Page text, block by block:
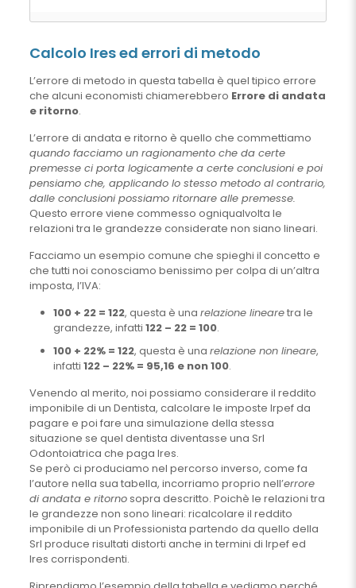
Calcolo Ires ed errori di metodo
L’errore di metodo in questa tabella è quel tipico errore
che alcuni economisti chiamerebbero Errore di andata
e ritorno.
L’errore di andata e ritorno è quello che commettiamo
quando facciamo un ragionamento che da certe
premesse ci porta logicamente a certe conclusioni e poi
pensiamo che, applicando lo stesso metodo al contrario,
dalle conclusioni possiamo ritornare alle premesse.
Questo errore viene commesso ogniqualvolta le
relazioni tra le grandezze considerate non siano lineari.
Facciamo un esempio comune che spieghi il concetto e
che tutti noi conosciamo benissimo per colpa di un’altra
imposta, l’IVA:
100 + 22 = 122, questa è una relazione linearetra le
grandezze, infatti 122 – 22 = 100.
100 + 22% = 122, questa è una relazione non lineare,
infatti 122 – 22% = 95,16 e non 100.
Venendo al merito, noi possiamo considerare il reddito
imponibile di un Dentista, calcolare le imposte Irpef da
pagare e poi fare una simulazione della stessa
situazione se quel dentista diventasse una Srl
Odontoiatrica che paga Ires.
Se però ci produciamo nel percorso inverso, come fa
l’autore nella sua tabella, incorriamo proprio nell’errore
di andata e ritornosopra descritto. Poichè le relazioni tra
le grandezze non sono lineari: ricalcolare il reddito
imponibile di un Professionista partendo da quello della
Srl produce risultati distorti anche in termini di Irpef ed
Ires corrispondenti.